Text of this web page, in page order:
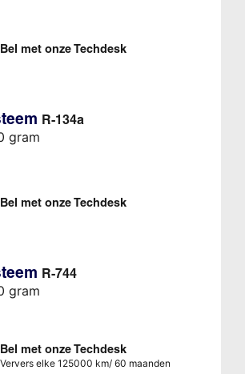
Bel met onze Techdesk
R-134a
gram
Bel met onze Techdesk
R-744
gram
Bel met onze Techdesk
Ververs elke 125000 km/ 60 maanden